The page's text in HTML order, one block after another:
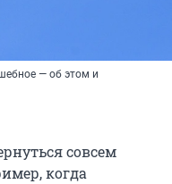
— об этом и
совсем
когда